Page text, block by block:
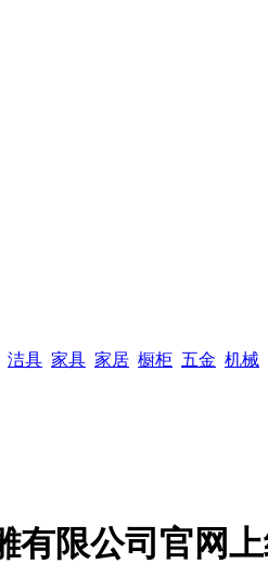
洁具 家具 家居 橱柜 五金 机械
限公司官网上